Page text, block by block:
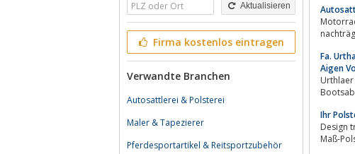
Aktualisieren
Firma kostenlos eintragen
Verwandte Branchen
Autosattlerei & Polsterei
Maler & Tapezierer
Pferdesportartikel & Reitsportzubehör
Motorradsitzbänke
Fa.
Aigen
Urthlaer Werner, der Raumausstatter,
Ihr
Design